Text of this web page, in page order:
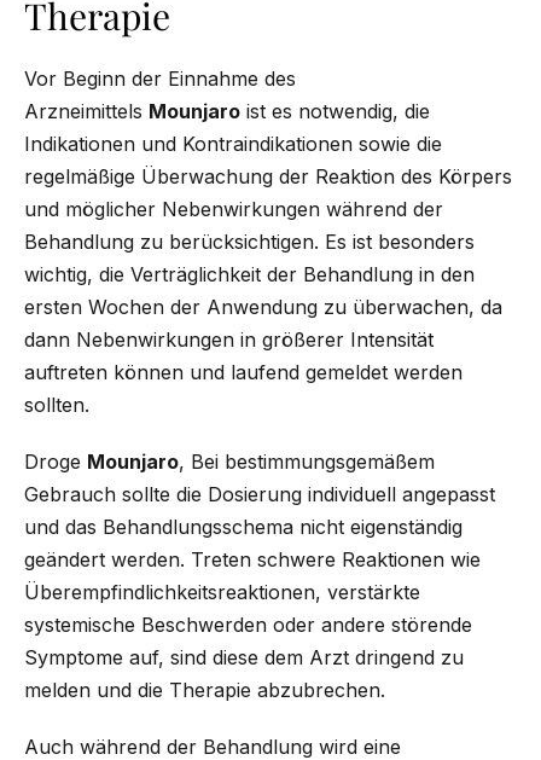
Therapie
Vor Beginn der Einnahme des
Arzneimittels Mounjaro ist es notwendig, die
Indikationen und Kontraindikationen sowie die
regelmäßige Überwachung der Reaktion des Körpers
und möglicher Nebenwirkungen während der
Behandlung zu berücksichtigen. Es ist besonders
wichtig, die Verträglichkeit der Behandlung in den
ersten Wochen der Anwendung zu überwachen, da
dann Nebenwirkungen in größerer Intensität
auftreten können und laufend gemeldet werden
sollten.
Droge Mounjaro, Bei bestimmungsgemäßem
Gebrauch sollte die Dosierung individuell angepasst
und das Behandlungsschema nicht eigenständig
geändert werden. Treten schwere Reaktionen wie
Überempfindlichkeitsreaktionen, verstärkte
systemische Beschwerden oder andere störende
Symptome auf, sind diese dem Arzt dringend zu
melden und die Therapie abzubrechen.
Auch während der Behandlung wird eine